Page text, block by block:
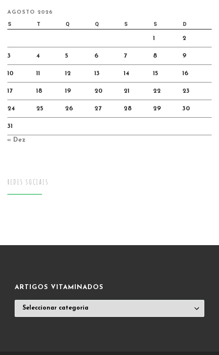
AGOSTO 2026
S T Q Q S S D
1 2
3 4 5 6 7 8 9
10 11 12 13 14 15 16
17 18 19 20 21 22 23
24 25 26 27 28 29 30
31
« Dez
REDES SOCIAIS
ARTIGOS VITAMINADOS
VITAMINADOS